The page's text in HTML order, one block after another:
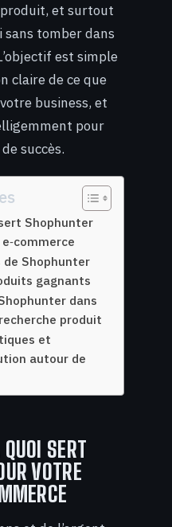
et surtout
tomber dans
est simple
claire de ce que
business, et
pour
succès.
Shophunter
Shophunter
gagnants
dans
produit
et
autour de
SERT
VOTRE